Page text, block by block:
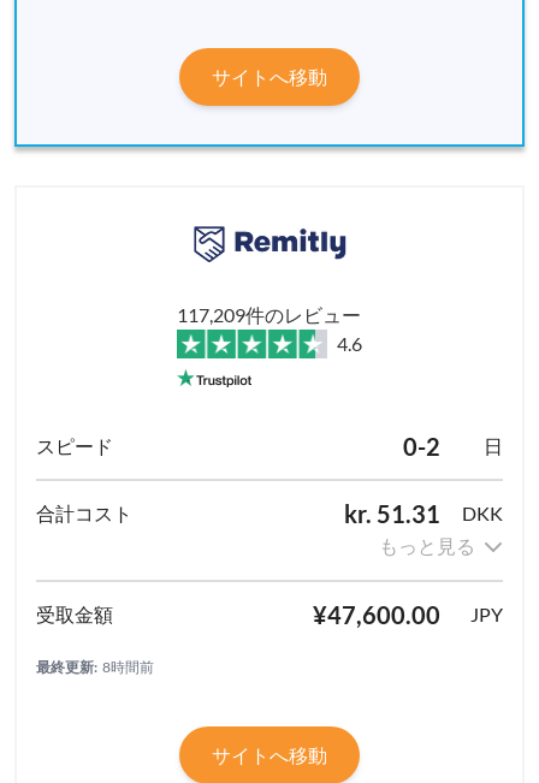
サイトへ移動
117,209件のレビュー
4.6
0-2 日
kr. 51.31
DKK
もっと見る
¥47,600.00 JPY
最終更新: 8時間前
サイトへ移動